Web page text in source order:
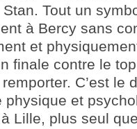
Tout un
à Bercy sans
et
finale contre le
C’est le
physique et
Lille, plus seul